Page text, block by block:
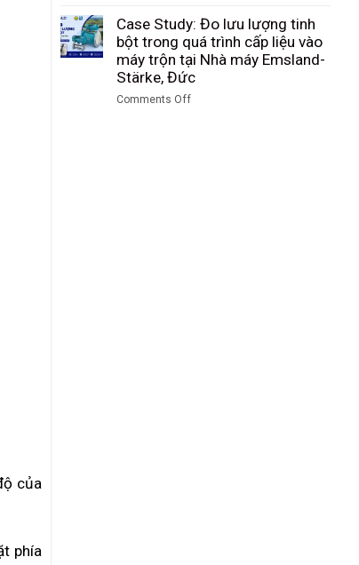
của
phía
Nhà
máy
Wacker
Chemie,
Đức
lý
hoạt
động
của
van
Case
Study:
Thu
Hồi
Flash
Case Study: Đo lưu lượng tinh
bột trong quá trình cấp liệu vào
máy trộn tại Nhà máy Emsland-
Stärke, Đức
Comments Off